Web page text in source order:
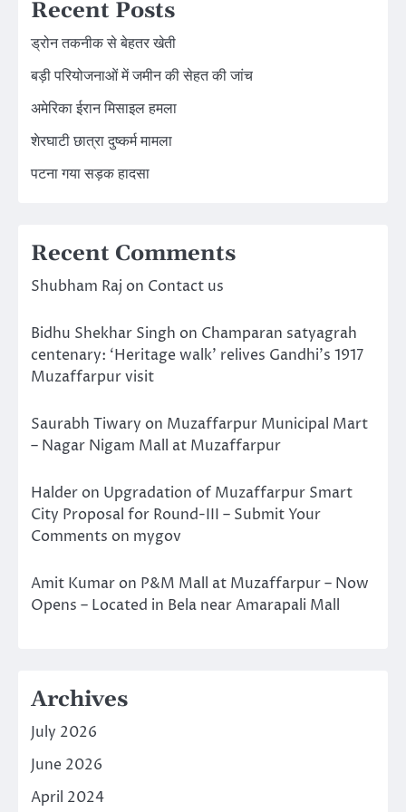
Recent Posts
ड्रोन तकनीक से बेहतर खेती
बड़ी परियोजनाओं में जमीन की सेहत की जांच
अमेरिका ईरान मिसाइल हमला
शेरघाटी छात्रा दुष्कर्म मामला
पटना गया सड़क हादसा
Recent Comments
Shubham Raj on Contact us
Bidhu Shekhar Singh on Champaran satyagrah
centenary: ‘Heritage walk’ relives Gandhi’s 1917
Muzaffarpur visit
Saurabh Tiwary on Muzaffarpur Municipal Mart
– Nagar Nigam Mall at Muzaffarpur
Halder on Upgradation of Muzaffarpur Smart
City Proposal for Round-III – Submit Your
Comments on mygov
Amit Kumar on P&M Mall at Muzaffarpur – Now
Opens – Located in Bela near Amarapali Mall
Archives
July 2026
June 2026
April 2024